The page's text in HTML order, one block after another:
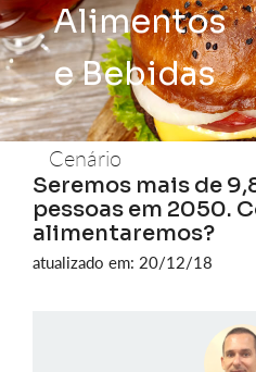
Alimentos
e Bebidas
Cenário
Seremos mais de
pessoas em 2050.
alimentaremos?
atualizado em: 20/12/18